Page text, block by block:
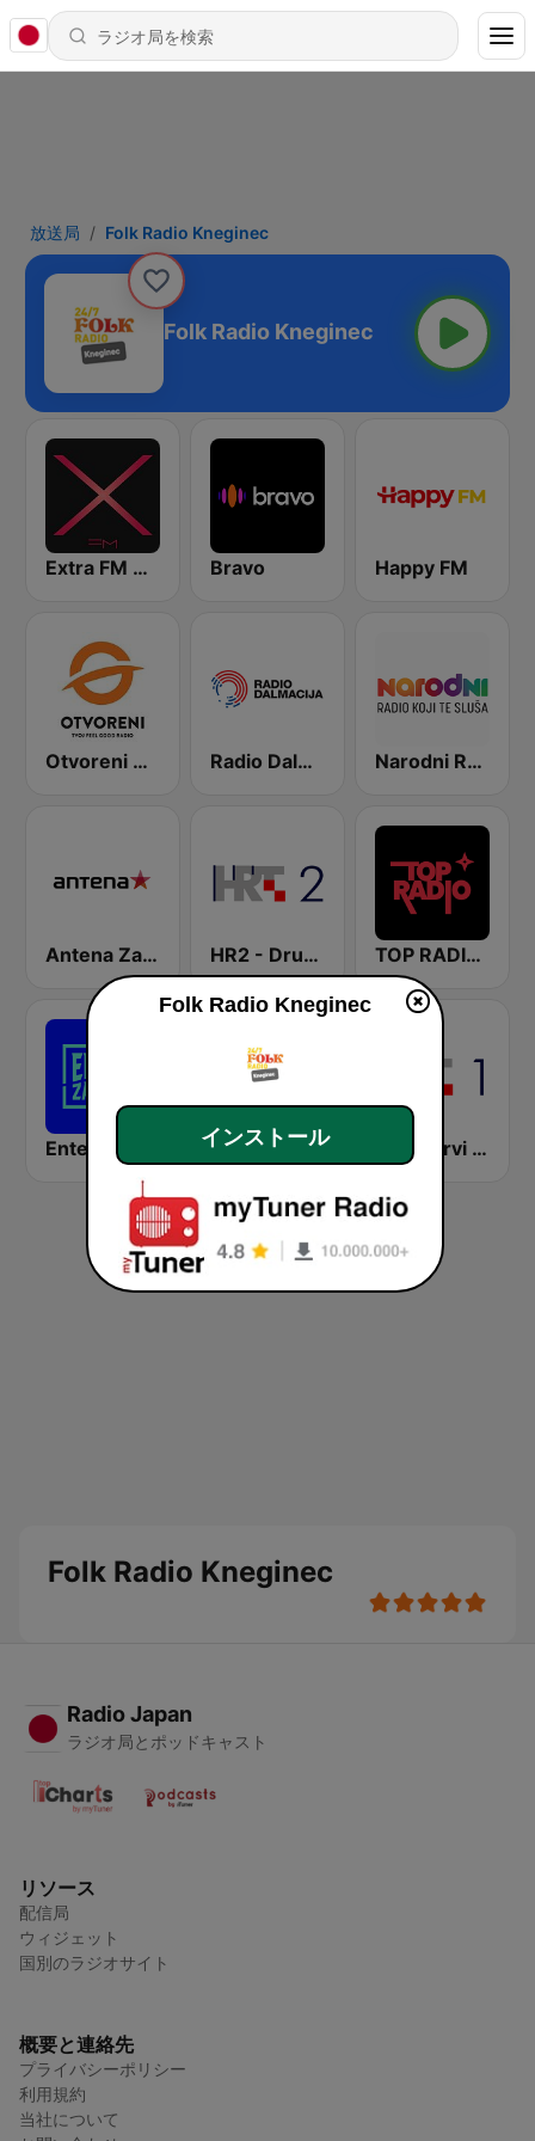
放送局 Folk Radio Kneginec
Folk Radio Kneginec
Extra FM 93.6 Bravo Happy FM
Otvoreni Radio Radio Dalmacija Narodni Radio
Antena Zagreb HR2 - Drugi program TOP RADIO 101
Radio Kaj HR1 - Prvi program
Folk Radio Kneginec
Radio Japan
ラジオ局とポッドキャスト
リソース
配信局
ウィジェット
国別のラジオサイト
概要と連絡先
プライバシーポリシー
利用規約
当社について
Folk Radio Kneginec
インストール